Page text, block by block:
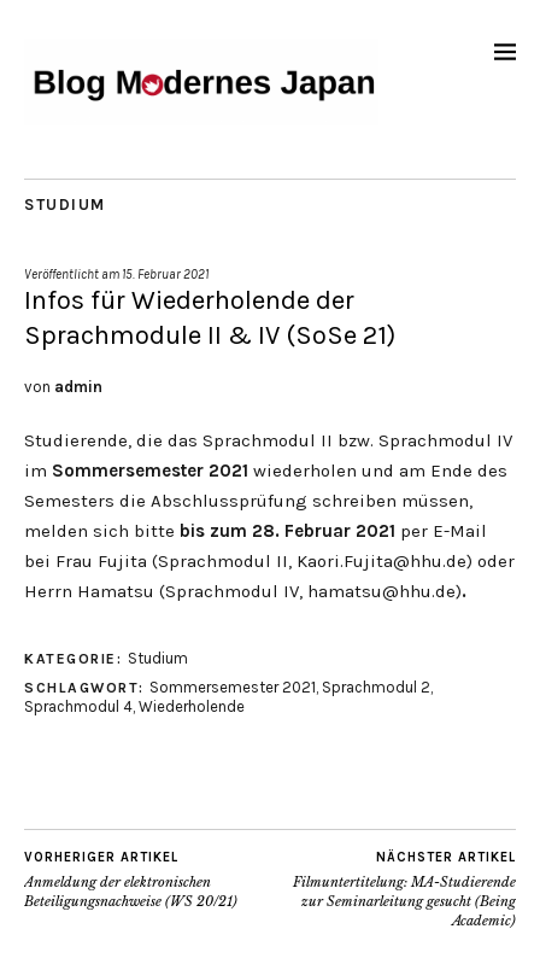
STUDIUM
Veröffentlicht am 15. Februar 2021
Infos für Wiederholende der
Sprachmodule II & IV (SoSe 21)
von admin
Studierende, die das Sprachmodul II bzw. Sprachmodul IV
im Sommersemester 2021 wiederholen und am Ende des
Semesters die Abschlussprüfung schreiben müssen,
melden sich bitte bis zum 28. Februar 2021 per E-Mail
bei Frau Fujita (Sprachmodul II, Kaori.Fujita@hhu.de) oder
Herrn Hamatsu (Sprachmodul IV, hamatsu@hhu.de).
KATEGORIE: Studium
SCHLAGWORT: Sommersemester 2021, Sprachmodul 2,
Sprachmodul 4, Wiederholende
VORHERIGER ARTIKEL
Anmeldung der elektronischen
Beteiligungsnachweise (WS 20/21)
NÄCHSTER ARTIKEL
Filmuntertitelung: MA-Studierende
zur Seminarleitung gesucht (Being
Academic)